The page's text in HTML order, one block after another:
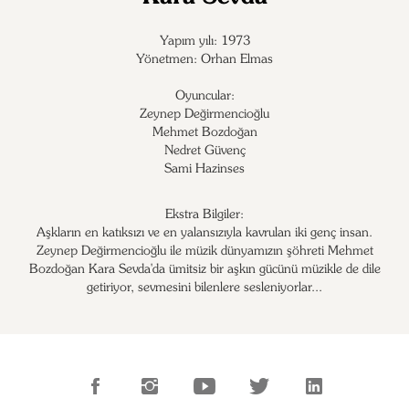
Yapım yılı: 1973
Yönetmen: Orhan Elmas
Oyuncular:
Zeynep Değirmencioğlu
Mehmet Bozdoğan
Nedret Güvenç
Sami Hazinses
Ekstra Bilgiler:
Aşkların en katıksızı ve en yalansızıyla kavrulan iki genç insan.
Zeynep Değirmencioğlu ile müzik dünyamızın şöhreti Mehmet
Bozdoğan Kara Sevda'da ümitsiz bir aşkın gücünü müzikle de dile
getiriyor, sevmesini bilenlere sesleniyorlar...